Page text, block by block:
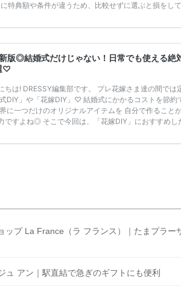
特典額や条件が違うため、比較せずに選ぶと損をし
キングを公開！ 比較サイト：プラコレ、ゼクシィ、
る「ウェディング診断」か、体験型 […]続きを読む
版◎結婚式だけじゃない！日常でも使える絶
♡
ちは! DRESSY編集部です。 プレ花嫁さま達の間では
DIY」や「花嫁DIY」♡ 結婚式にかかるコストを節約
に一つだけのオリジナルアイテムを 自分で作ること
ですよね◎ そこで今回は、「花嫁DIY」におすすめし
して オリジナルアイテムを作ってみてくださいね◎
ップ La France（ラ フランス）｜たまプラー
ュ アン｜駅直結で急ぎのギフトにも便利